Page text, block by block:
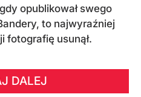
opublikował swego
to najwyraźniej
fotografię usunął.
DALEJ